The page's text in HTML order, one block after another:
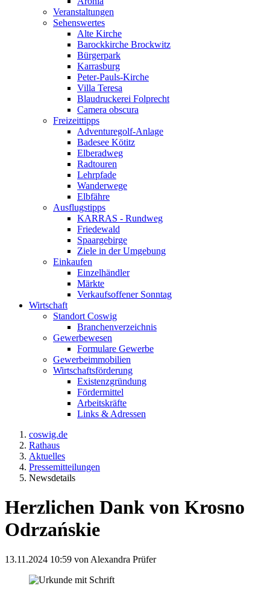
Veranstaltungen
Sehenswertes
Alte Kirche
Barockkirche Brockwitz
Bürgerpark
Karrasburg
Peter-Pauls-Kirche
Villa Teresa
Blaudruckerei Folprecht
Camera obscura
Freizeittipps
Adventuregolf-Anlage
Badesee Kötitz
Elberadweg
Radtouren
Lehrpfade
Wanderwege
Elbfähre
Ausflugstipps
KARRAS - Rundweg
Friedewald
Spaargebirge
Ziele in der Umgebung
Einkaufen
Einzelhändler
Märkte
Verkaufsoffener Sonntag
Wirtschaft
Standort Coswig
Branchenverzeichnis
Gewerbewesen
Formulare Gewerbe
Gewerbeimmobilien
Wirtschaftsförderung
Existenzgründung
Fördermittel
Arbeitskräfte
Links & Adressen
coswig.de
Rathaus
Aktuelles
Pressemitteilungen
Newsdetails
Herzlichen Dank von Krosno
Odrzańskie
13.11.2024 10:59 von Alexandra Prüfer